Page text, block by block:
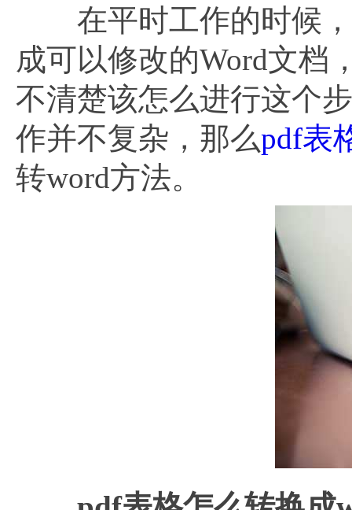
在平时工作的时候，
成可以修改的Word文档
不清楚该怎么进行这个
作并不复杂，那么pdf表
转word方法。